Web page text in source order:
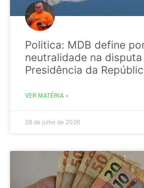
Politica: MDB define
neutralidade na disputa
Presidência da
VER MATÉRIA »
28 de julho de 2026